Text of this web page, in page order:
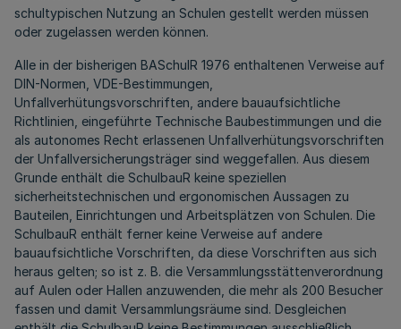
schultypischen Nutzung an Schulen gestellt werden müssen
oder zugelassen werden können.
Alle in der bisherigen BASchulR 1976 enthaltenen Verweise auf
DIN-Normen, VDE-Bestimmungen,
Unfallverhütungsvorschriften, andere bauaufsichtliche
Richtlinien, eingeführte Technische Baubestimmungen und die
als autonomes Recht erlassenen Unfallverhütungsvorschriften
der Unfallversicherungsträger sind weggefallen. Aus diesem
Grunde enthält die SchulbauR keine speziellen
sicherheitstechnischen und ergonomischen Aussagen zu
Bauteilen, Einrichtungen und Arbeitsplätzen von Schulen. Die
SchulbauR enthält ferner keine Verweise auf andere
bauaufsichtliche Vorschriften, da diese Vorschriften aus sich
heraus gelten; so ist z. B. die Versammlungsstättenverordnung
auf Aulen oder Hallen anzuwenden, die mehr als 200 Besucher
fassen und damit Versammlungsräume sind. Desgleichen